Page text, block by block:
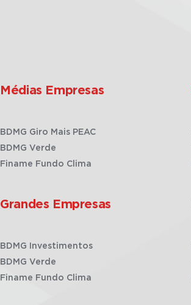
Médias Empresas
BDMG Giro Mais PEAC
BDMG Verde
Finame Fundo Clima
Grandes Empresas
BDMG Investimentos
BDMG Verde
Finame Fundo Clima